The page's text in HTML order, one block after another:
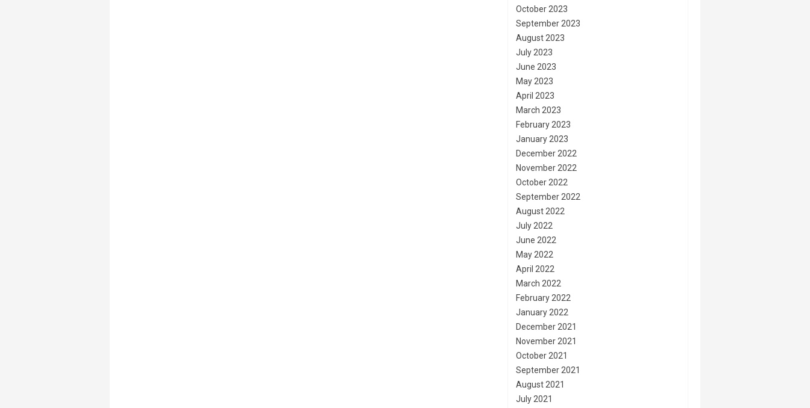
October 2023
September 2023
August 2023
July 2023
June 2023
May 2023
April 2023
March 2023
February 2023
January 2023
December 2022
November 2022
October 2022
September 2022
August 2022
July 2022
June 2022
May 2022
April 2022
March 2022
February 2022
January 2022
December 2021
November 2021
October 2021
September 2021
August 2021
July 2021